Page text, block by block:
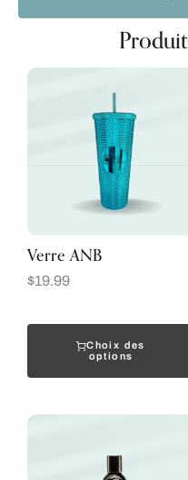
Verre ANB
$19.99
Choix des
options